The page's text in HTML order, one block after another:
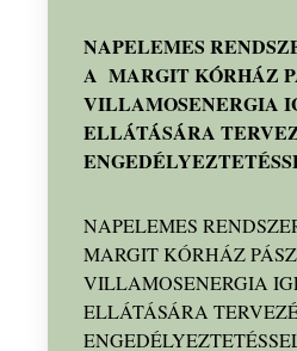
NAPELEMES
A MARGIT KÓRHÁZ
VILLAMOSENERGIA
ELLÁTÁSÁRA
NAPELEMES
MARGIT KÓRHÁZ
VILLAMOSENERGIA
ELLÁTÁSÁRA